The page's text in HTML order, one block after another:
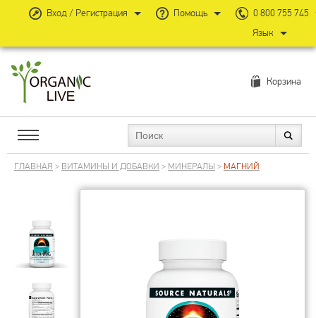
Корзина
ГЛАВНАЯ > ВИТАМИНЫ И ДОБАВКИ > МИНЕРАЛЫ > МАГНИЙ
Вход / Регистрация Помощь
0 800 755 745
Язык